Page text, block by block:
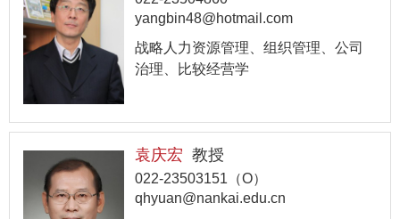
yangbin48@hotmail.com
战略人力资源管理、组织管理、公司
治理、比较经营学
袁庆宏 教授
022-23503151（O）
qhyuan@nankai.edu.cn